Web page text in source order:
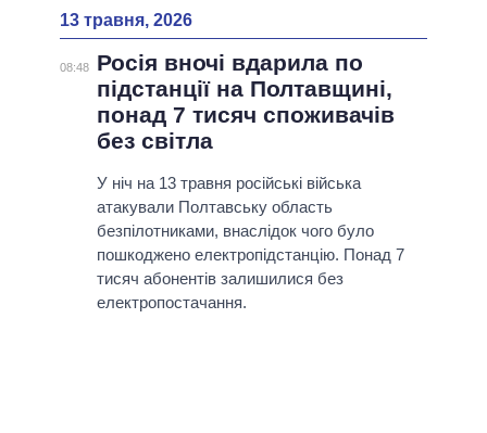
13 травня, 2026
08:48
Росія вночі вдарила по
підстанції на Полтавщині,
понад 7 тисяч споживачів
без світла
У ніч на 13 травня російські війська
атакували Полтавську область
безпілотниками, внаслідок чого було
пошкоджено електропідстанцію. Понад 7
тисяч абонентів залишилися без
електропостачання.